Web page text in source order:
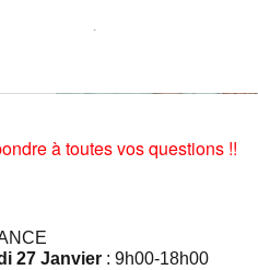
à toutes vos questions !!
27 Janvier : 9h00-18h00